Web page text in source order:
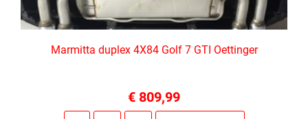
Marmitta duplex 4X84 Golf 7 GTI Oettinger
€ 809,99